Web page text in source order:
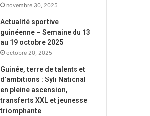
novembre 30, 2025
Actualité sportive
guinéenne – Semaine du 13
au 19 octobre 2025
octobre 20, 2025
Guinée, terre de talents et
d’ambitions : Syli National
en pleine ascension,
transferts XXL et jeunesse
triomphante